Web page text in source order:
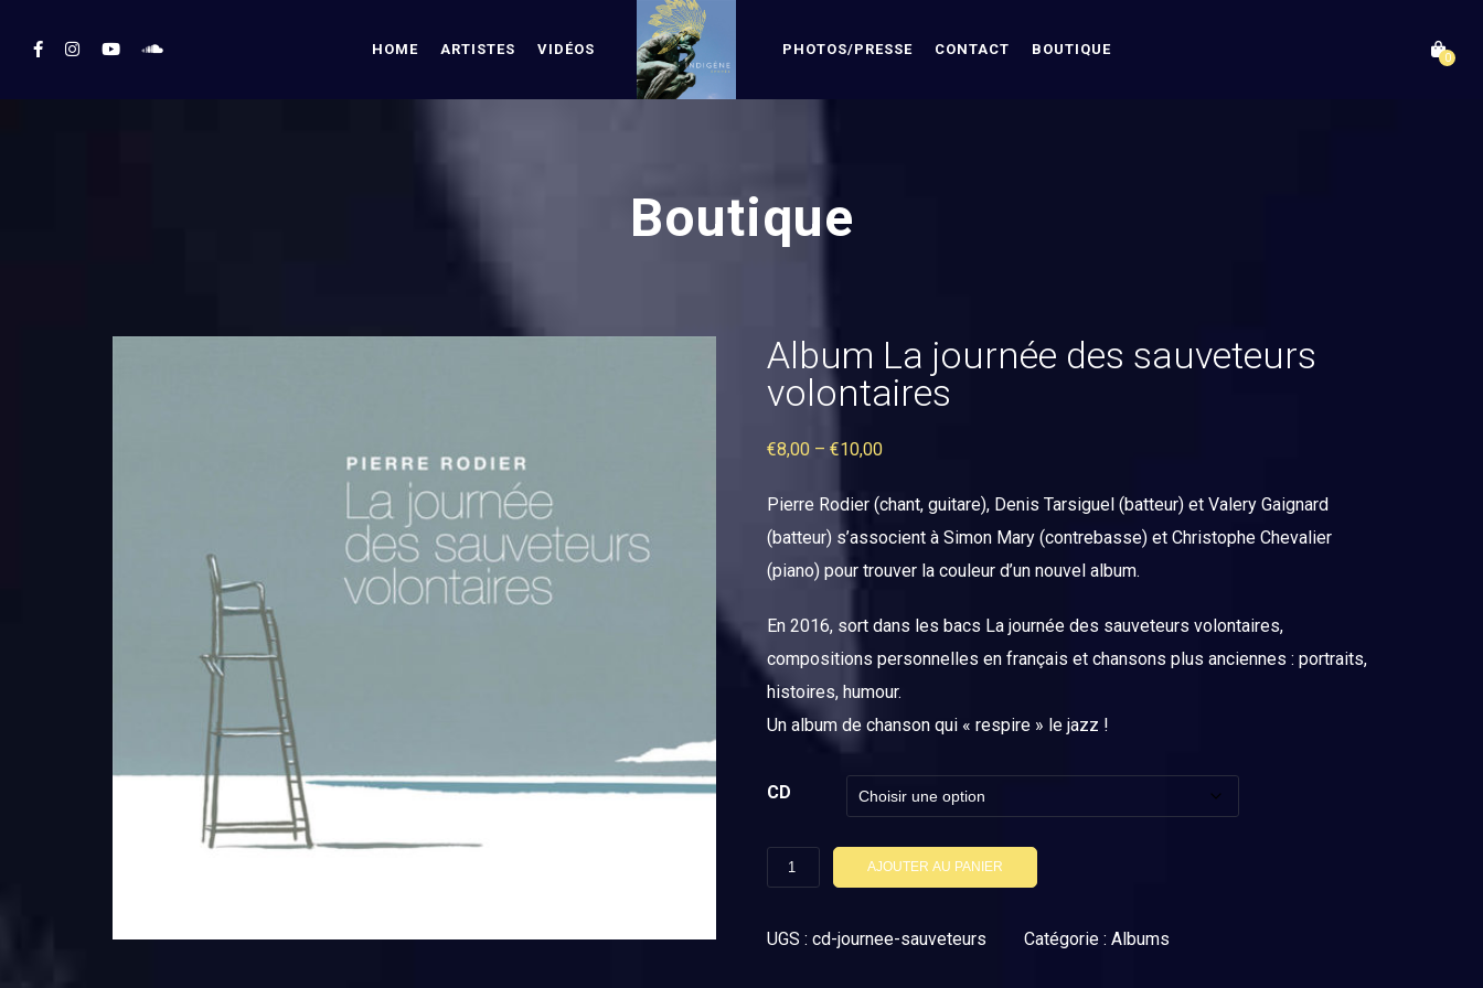
0
HOME ARTISTES VIDÉOS PHOTOS/PRESSE CONTACT BOUTIQUE
Boutique
Album La journée des sauveteurs
volontaires
€8,00 – €10,00
Pierre Rodier (chant, guitare), Denis Tarsiguel (batteur) et Valery Gaignard
(batteur) s’associent à Simon Mary (contrebasse) et Christophe Chevalier
(piano) pour trouver la couleur d’un nouvel album.
En 2016, sort dans les bacs La journée des sauveteurs volontaires,
compositions personnelles en français et chansons plus anciennes : portraits,
histoires, humour.
Un album de chanson qui « respire » le jazz !
CD
quantité
de
Album
AJOUTER AU PANIER
UGS : cd-journee-sauveteurs Catégorie : Albums